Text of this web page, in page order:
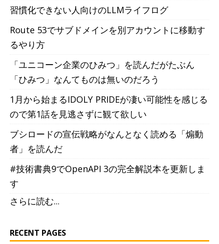
習慣化できない人向けのLLMライフログ
Route 53でサブドメインを別アカウントに移動す
るやり方
「ユニコーン企業のひみつ」を読んだがたぶん
「ひみつ」なんてものは無いのだろう
1月から始まるIDOLY PRIDEが凄い可能性を感じる
ので第1話を見逃さずに観て欲しい
ブシロードの宣伝戦略がなんとなく読める「煽動
者」を読んだ
#技術書典9でOpenAPI 3の完全解説本を更新しま
す
さらに読む...
RECENT PAGES